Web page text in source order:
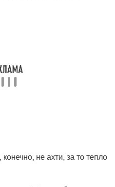
не ахти, за то тепло